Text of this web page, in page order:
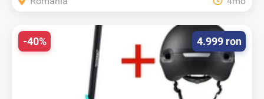
4.999 ron
-40%